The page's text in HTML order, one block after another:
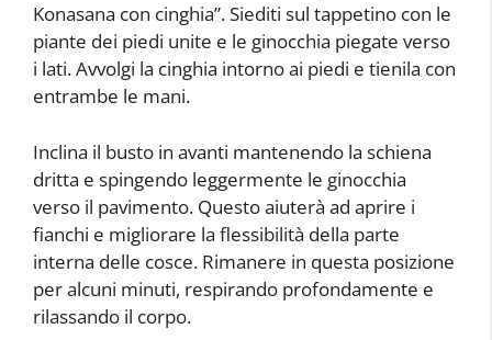
Konasana con cinghia”. Siediti sul tappetino con le
piante dei piedi unite e le ginocchia piegate verso
i lati. Avvolgi la cinghia intorno ai piedi e tienila con
entrambe le mani.
Inclina il busto in avanti mantenendo la schiena
dritta e spingendo leggermente le ginocchia
verso il pavimento. Questo aiuterà ad aprire i
fianchi e migliorare la flessibilità della parte
interna delle cosce. Rimanere in questa posizione
per alcuni minuti, respirando profondamente e
rilassando il corpo.